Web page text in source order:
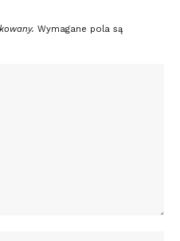
Wymagane pola są